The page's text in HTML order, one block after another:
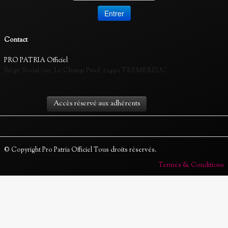
Contact
PRO PATRIA Officiel
Siège Social :
10, Le Champ Pinel 22490 TREMEREUC
Accès réservé aux adhérents
© Copyright Pro Patria Officiel Tous droits réservés.
Termes & Conditions